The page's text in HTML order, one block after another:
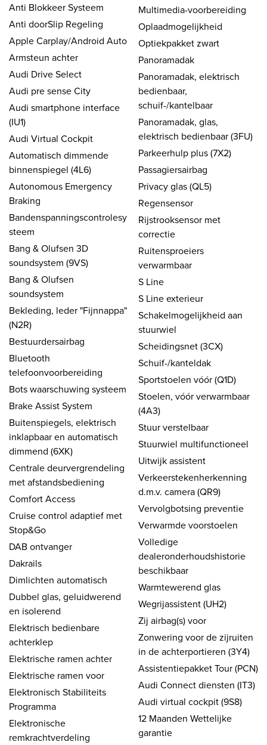
Anti Blokkeer Systeem
Anti doorSlip Regeling
Apple Carplay/Android Auto
Armsteun achter
Audi Drive Select
Audi pre sense City
Audi smartphone interface
(IU1)
Audi Virtual Cockpit
Automatisch dimmende
binnenspiegel (4L6)
Autonomous Emergency
Braking
Bandenspanningscontrolesy
steem
Bang & Olufsen 3D
soundsystem (9VS)
Bang & Olufsen
soundsystem
Bekleding, leder "Fijnnappa"
(N2R)
Bestuurdersairbag
Bluetooth
telefoonvoorbereiding
Bots waarschuwing systeem
Brake Assist System
Buitenspiegels, elektrisch
inklapbaar en automatisch
dimmend (6XK)
Centrale deurvergrendeling
met afstandsbediening
Comfort Access
Cruise control adaptief met
Stop&Go
DAB ontvanger
Dakrails
Dimlichten automatisch
Dubbel glas, geluidwerend
en isolerend
Elektrisch bedienbare
achterklep
Elektrische ramen achter
Elektrische ramen voor
Elektronisch Stabiliteits
Programma
Elektronische
remkrachtverdeling
Multimedia-voorbereiding
Oplaadmogelijkheid
Optiekpakket zwart
Panoramadak
Panoramadak, elektrisch
bedienbaar,
schuif-/kantelbaar
Panoramadak, glas,
elektrisch bedienbaar (3FU)
Parkeerhulp plus (7X2)
Passagiersairbag
Privacy glas (QL5)
Regensensor
Rijstrooksensor met
correctie
Ruitensproeiers
verwarmbaar
S Line
S Line exterieur
Schakelmogelijkheid aan
stuurwiel
Scheidingsnet (3CX)
Schuif-/kanteldak
Sportstoelen vóór (Q1D)
Stoelen, vóór verwarmbaar
(4A3)
Stuur verstelbaar
Stuurwiel multifunctioneel
Uitwijk assistent
Verkeerstekenherkenning
d.m.v. camera (QR9)
Vervolgbotsing preventie
Verwarmde voorstoelen
Volledige
dealeronderhoudshistorie
beschikbaar
Warmtewerend glas
Wegrijassistent (UH2)
Zij airbag(s) voor
Zonwering voor de zijruiten
in de achterportieren (3Y4)
Assistentiepakket Tour (PCN)
Audi Connect diensten (IT3)
Audi virtual cockpit (9S8)
12 Maanden Wettelijke
garantie